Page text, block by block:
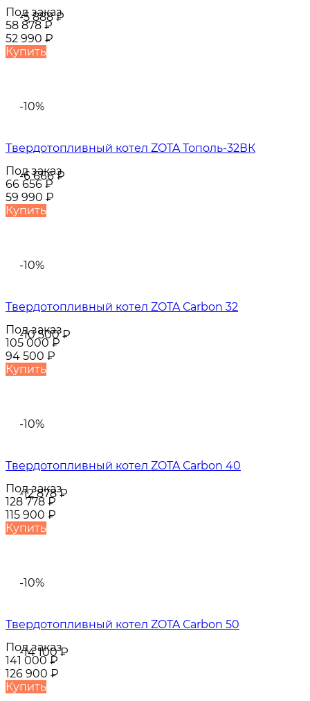
-5 888₽
Под заказ
58 878₽
52 990 ₽
Купить
-10%
-6 666₽
Твердотопливный котел ZOTA Тополь-32ВК
Под заказ
66 656₽
59 990 ₽
Купить
-10%
-10 500₽
Твердотопливный котел ZOTA Сarbon 32
Под заказ
105 000₽
94 500 ₽
Купить
-10%
-12 878₽
Твердотопливный котел ZOTA Сarbon 40
Под заказ
128 778₽
115 900 ₽
Купить
-10%
-14 100₽
Твердотопливный котел ZOTA Сarbon 50
Под заказ
141 000₽
126 900 ₽
Купить